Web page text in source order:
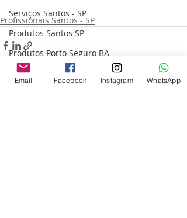
Serviços Santos - SP
Produtos Santos SP
Produtos Porto Seguro BA
Logistica Santos - SP
Profissionais Santos - SP
Email Facebook Instagram WhatsApp